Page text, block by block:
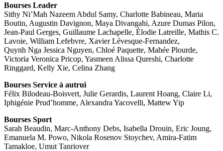
Bourses Leader
Sithy Ni’Mah Nazeem Abdul Samy, Charlotte Babineau, Maria
Boutin, Augustin Davignon, Maya Divangahi, Azure Dumas Pilon,
Jean-Paul Gerges, Guillaume Lachapelle, Élodie Latreille, Mathis C.
Lavoie, William Lefebvre, Xavier Lévesque-Fernandez,
Quynh Nga Jessica Nguyen, Chloé Paquette, Mahée Plourde,
Victoria Veronica Pricop, Yasmeen Alissa Qureshi, Charlotte
Ringgard, Kelly Xie, Celina Zhang
Bourses Service à autrui
Félix Bilodeau-Boisvert, Julie Gerardis, Laurent Hoang, Claire Li,
Iphigénie Prud’homme, Alexandra Yacovelli, Mattew Yip
Bourses Sport
Sarah Beaudin, Marc-Anthony Debs, Isabella Drouin, Eric Joung,
Emanuela M. Powo, Nikola Rosenov Stoychev, Amira-Fatim
Tamakloe, Umut Tanriover